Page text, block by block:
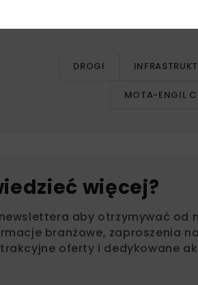
DROGI
MOTA-ENGIL
więcej?
aby otrzymywać od
branżowe, zaproszenia na
oferty i dedykowane